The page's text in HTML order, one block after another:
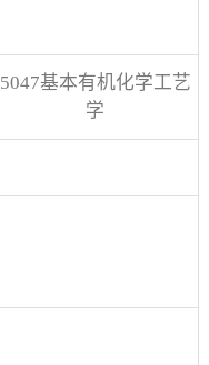
5047基本有机化学工艺
学